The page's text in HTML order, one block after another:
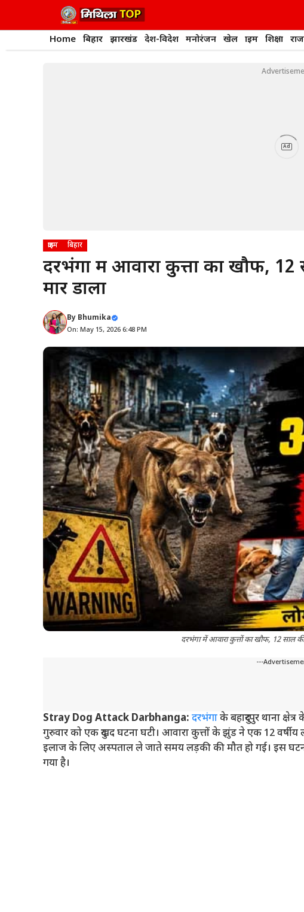
Home बिहार झारखंड देश-विदेश मनोरंजन खेल क्राइम शिक्षा
Ad
क्राइम बिहार
दरभंगा में आवारा कुत्तों का खौफ,
मार डाला
By Bhumika
On: May 15, 2026 6:48 PM
दरभंगा में आवारा कुत्तों का खौफ, 12 साल
---
Stray Dog Attack Darbhanga: दरभंगाके बहादुरपुर थाना
गुरुवार को एक दुखद घटना घटी। आवारा कुत्तों के झुंड ने एक 12
इलाज के लिए अस्पताल ले जाते समय लड़की की मौत हो गई। इस
गया है।